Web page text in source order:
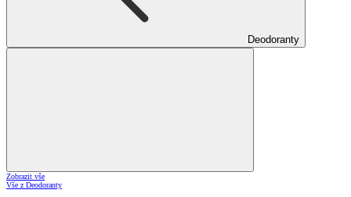
Deodoranty
Zobrazit vše
Vše z Deodoranty